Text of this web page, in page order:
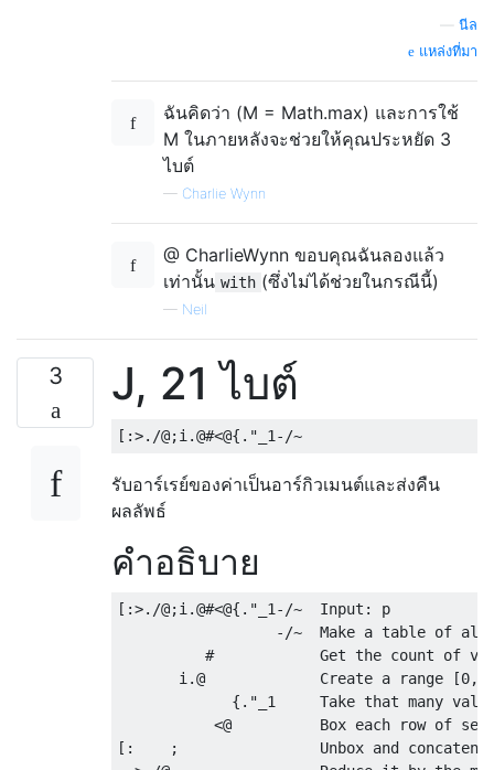
นีล
แหล่งที่มา
ฉันคิดว่า (M = Math.max) และการใช้
M ในภายหลังจะช่วยให้คุณประหยัด 3
ไบต์
— Charlie Wynn
@ CharlieWynn ขอบคุณฉันลองแล้ว
เท่านั้น with (ซึ่งไม่ได้ช่วยในกรณีนี้)
— Neil
3 J, 21 ไบต์
รับอาร์เรย์ของค่าเป็นอาร์กิวเมนต์และส่งคืน
ผลลัพธ์
คำอธิบาย
[:>./@;i.@#<@{."_1-/~  Input: p
-/~  Make a table of
#            Get the count of
i.@             Create a range [0,
{."_1     Take that many
<@          Box each row of
[:    ;                Unbox and